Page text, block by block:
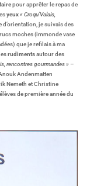
pour apprêter le repas de
yeux « Croqu’Valais,
d’orientation, je suivais des
moches (immonde vase
que je refilais à ma
rudimentsautour des
rencontres gourmandes » –
Andenmatten
Nemeth et Christine
de première année du